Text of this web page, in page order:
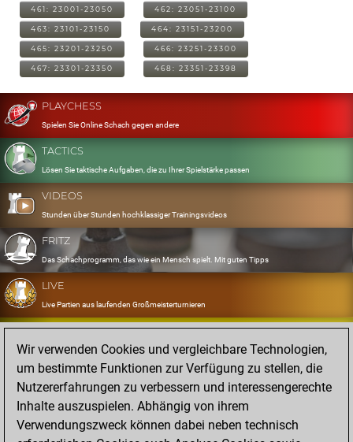
461: 23001-23050 462: 23051-23100
463: 23101-23150 464: 23151-23200
465: 23201-23250 466: 23251-23300
467: 23301-23350 468: 23351-23398
PLAYCHESS
Spielen Sie Online Schach gegen andere
TACTICS
Lösen Sie taktische Aufgaben, die zu Ihrer Spielstärke passen
VIDEOS
Stunden über Stunden hochklassiger Trainingsvideos
FRITZ
Das Schachprogramm, das wie ein Mensch spielt. Mit guten Tipps
LIVE
Live Partien aus laufenden Großmeisterturnieren
OPENINGS
Erfassen und Üben Sie Ihr Eröffnungsrepertoire
DATABASE
Acht Millionen starke Partien
MYGAMES
Speichern und analysieren Sie eigene Partien in der Cloud
Wir verwenden Cookies und vergleichbare Technologien,
um bestimmte Funktionen zur Verfügung zu stellen, die
Nutzererfahrungen zu verbessern und interessengerechte
Inhalte auszuspielen. Abhängig von ihrem
Verwendungszweck können dabei neben technisch